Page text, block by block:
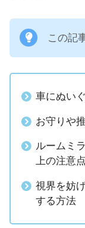
この記
車にぬい
お守りや
ルームミ
上の注意点
視界を妨
する方法